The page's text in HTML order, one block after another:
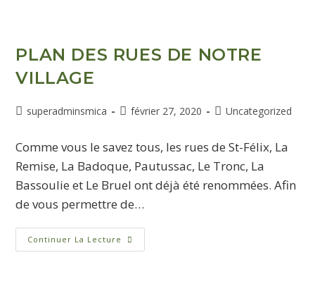
PLAN DES RUES DE NOTRE
VILLAGE
superadminsmica février 27, 2020 Uncategorized
Comme vous le savez tous, les rues de St-Félix, La
Remise, La Badoque, Pautussac, Le Tronc, La
Bassoulie et Le Bruel ont déjà été renommées. Afin
de vous permettre de…
Continuer La Lecture